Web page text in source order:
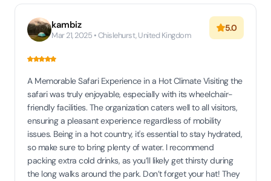
kambiz
Mar 21, 2025 • Chislehurst, United Kingdom
5.0
A Memorable Safari Experience in a Hot Climate Visiting the
safari was truly enjoyable, especially with its wheelchair-
friendly facilities. The organization caters well to all visitors,
ensuring a pleasant experience regardless of mobility
issues. Being in a hot country, it's essential to stay hydrated,
so make sure to bring plenty of water. I recommend
packing extra cold drinks, as you’ll likely get thirsty during
the long walks around the park. Don’t forget your hat! They